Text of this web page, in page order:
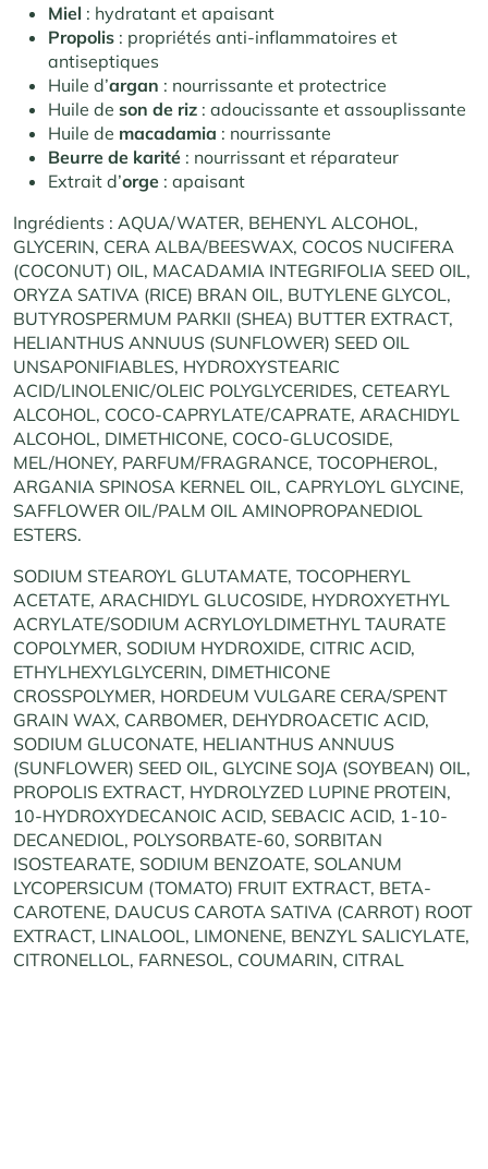
Miel : hydratant et apaisant
Propolis : propriétés anti-inflammatoires et
antiseptiques
Huile d’argan : nourrissante et protectrice
Huile de son de riz : adoucissante et assouplissante
Huile de macadamia : nourrissante
Beurre de karité : nourrissant et réparateur
Extrait d’orge : apaisant
Ingrédients : AQUA/WATER, BEHENYL ALCOHOL,
GLYCERIN, CERA ALBA/BEESWAX, COCOS NUCIFERA
(COCONUT) OIL, MACADAMIA INTEGRIFOLIA SEED OIL,
ORYZA SATIVA (RICE) BRAN OIL, BUTYLENE GLYCOL,
BUTYROSPERMUM PARKII (SHEA) BUTTER EXTRACT,
HELIANTHUS ANNUUS (SUNFLOWER) SEED OIL
UNSAPONIFIABLES, HYDROXYSTEARIC
ACID/LINOLENIC/OLEIC POLYGLYCERIDES, CETEARYL
ALCOHOL, COCO-CAPRYLATE/CAPRATE, ARACHIDYL
ALCOHOL, DIMETHICONE, COCO-GLUCOSIDE,
MEL/HONEY, PARFUM/FRAGRANCE, TOCOPHEROL,
ARGANIA SPINOSA KERNEL OIL, CAPRYLOYL GLYCINE,
SAFFLOWER OIL/PALM OIL AMINOPROPANEDIOL
ESTERS.
SODIUM STEAROYL GLUTAMATE, TOCOPHERYL
ACETATE, ARACHIDYL GLUCOSIDE, HYDROXYETHYL
ACRYLATE/SODIUM ACRYLOYLDIMETHYL TAURATE
COPOLYMER, SODIUM HYDROXIDE, CITRIC ACID,
ETHYLHEXYLGLYCERIN, DIMETHICONE
CROSSPOLYMER, HORDEUM VULGARE CERA/SPENT
GRAIN WAX, CARBOMER, DEHYDROACETIC ACID,
SODIUM GLUCONATE, HELIANTHUS ANNUUS
(SUNFLOWER) SEED OIL, GLYCINE SOJA (SOYBEAN) OIL,
PROPOLIS EXTRACT, HYDROLYZED LUPINE PROTEIN,
10-HYDROXYDECANOIC ACID, SEBACIC ACID, 1-10-
DECANEDIOL, POLYSORBATE-60, SORBITAN
ISOSTEARATE, SODIUM BENZOATE, SOLANUM
LYCOPERSICUM (TOMATO) FRUIT EXTRACT, BETA-
CAROTENE, DAUCUS CAROTA SATIVA (CARROT) ROOT
EXTRACT, LINALOOL, LIMONENE, BENZYL SALICYLATE,
CITRONELLOL, FARNESOL, COUMARIN, CITRAL